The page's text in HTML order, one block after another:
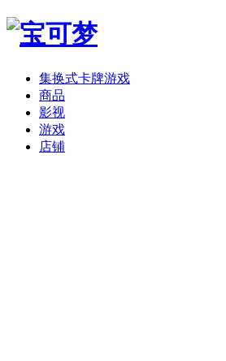
集换式卡牌游戏
商品
影视
游戏
店铺